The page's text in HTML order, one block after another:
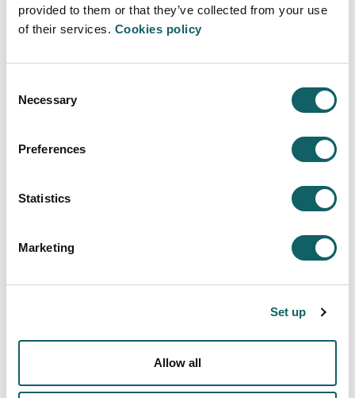
provided to them or that they’ve collected from your use
of their services. Cookies policy
Selection
Necessary
Preferences
Statistics
Marketing
Set up
Allow all
gestión global o impulsando su andadura
internacional.
PONENTES
Internacionales-China